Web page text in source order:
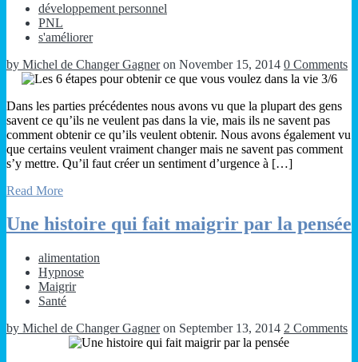
développement personnel
PNL
s'améliorer
by Michel de Changer Gagner on November 15, 2014 0 Comments
Dans les parties précédentes nous avons vu que la plupart des gens
savent ce qu’ils ne veulent pas dans la vie, mais ils ne savent pas
comment obtenir ce qu’ils veulent obtenir. Nous avons également vu
que certains veulent vraiment changer mais ne savent pas comment
s’y mettre. Qu’il faut créer un sentiment d’urgence à […]
Read More
Une histoire qui fait maigrir par la pensée
alimentation
Hypnose
Maigrir
Santé
by Michel de Changer Gagner on September 13, 2014 2 Comments